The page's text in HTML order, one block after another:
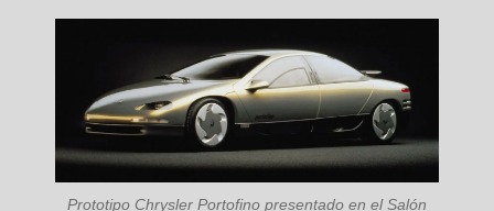
Prototipo Chrysler Portofino presentado en el Salón